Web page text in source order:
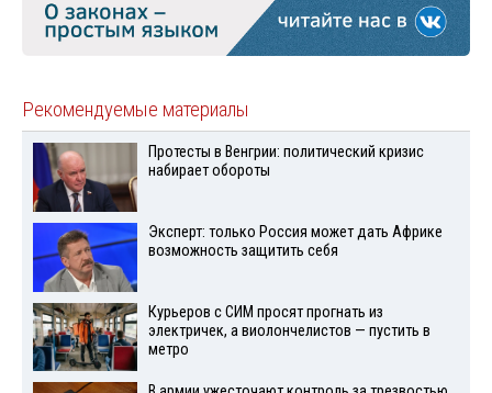
Рекомендуемые материалы
Протесты в Венгрии: политический кризис
набирает обороты
Эксперт: только Россия может дать Африке
возможность защитить себя
Курьеров с СИМ просят прогнать из
электричек, а виолончелистов — пустить в
метро